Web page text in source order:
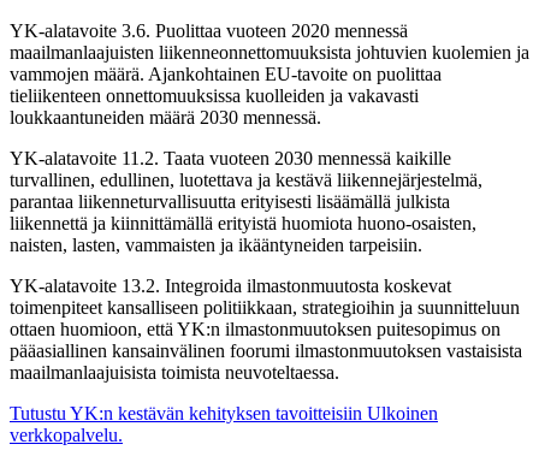
YK-alatavoite 3.6. Puolittaa vuoteen 2020 mennessä
maailmanlaajuisten liikenneonnettomuuksista johtuvien kuolemien ja
vammojen määrä. Ajankohtainen EU-tavoite on puolittaa
tieliikenteen onnettomuuksissa kuolleiden ja vakavasti
loukkaantuneiden määrä 2030 mennessä.
YK-alatavoite 11.2. Taata vuoteen 2030 mennessä kaikille
turvallinen, edullinen, luotettava ja kestävä liikennejärjestelmä,
parantaa liikenneturvallisuutta erityisesti lisäämällä julkista
liikennettä ja kiinnittämällä erityistä huomiota huono-osaisten,
naisten, lasten, vammaisten ja ikääntyneiden tarpeisiin.
YK-alatavoite 13.2. Integroida ilmastonmuutosta koskevat
toimenpiteet kansalliseen politiikkaan, strategioihin ja suunnitteluun
ottaen huomioon, että YK:n ilmastonmuutoksen puitesopimus on
pääasiallinen kansainvälinen foorumi ilmastonmuutoksen vastaisista
maailmanlaajuisista toimista neuvoteltaessa.
Tutustu YK:n kestävän kehityksen tavoitteisiin Ulkoinen
verkkopalvelu.